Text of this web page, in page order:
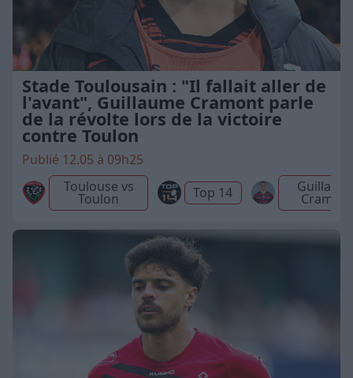
Stade Toulousain : "Il fallait aller de
l'avant", Guillaume Cramont parle
de la révolte lors de la victoire
contre Toulon
Publié 12.05 à 09h25
Toulouse vs
Toulon Top 14